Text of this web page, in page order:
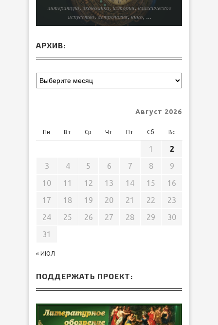
АРХИВ:
Август 2026
Пн Вт Ср Чт Пт Сб Вс
« ИЮЛ
1
2
3
4 5 6 7 8
9
10
11 12 13 14 15
16
17
18 19 20 21 22
23
24
25 26 27 28 29
30
31
ПОДДЕРЖАТЬ ПРОЕКТ: